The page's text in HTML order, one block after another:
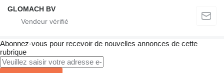
GLOMACH BV
Abonnez-vous pour recevoir de nouvelles annonces de cette
rubrique